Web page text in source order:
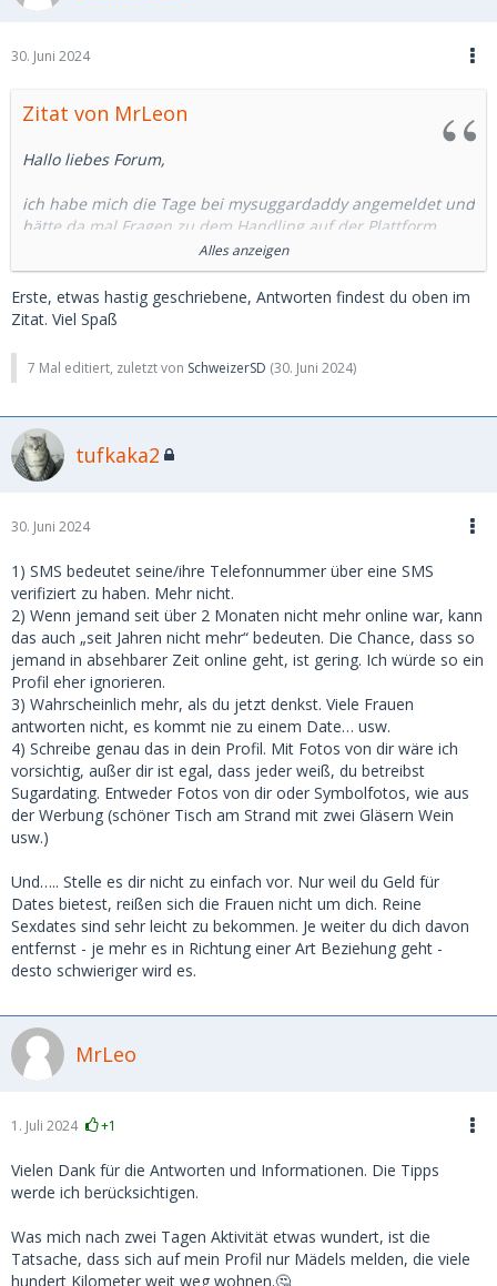
30. Juni 2024
Zitat von MrLeon
Hallo liebes Forum,
ich habe mich die Tage bei mysuggardaddy angemeldet und
hätte da mal Fragen zu dem Handling auf der Plattform.
1. Was bedeutet die Funktion "SMS" in einigen Profilen?
Das bedeutet meines Wissens, dass die Person sich hat
verifizieren lassen (wäre gut wenn das jemand noch
bestätigen kann). Würde da aber keinen Deut drauf geben.
Bei MSD ist eine Verifizierungen schnell abgefertigt
2. Wenn ich ein Profil sehe mit dem Vermerk "seit über zwei
Monaten nicht online..." bedeutet das, dass man das Profil
praktisch vergessen kann?
ist. Ist bei dieser Angabe sogar möglich, dass sie seit einem
mehr weiter spezifiziert
3. Kann jemand eine Empfehlung abgeben, wieviele Coins
man sinnvollerweise kaufen sollte? Wenn man nicht vor hat
mega viele Dates zu ergattern?
Minimum a Coins, damit kannst du erstmals um die 7
Personen anschreiben, was meist ausreichend ist. Die
Suchfunktionen nutzen, um die SBs zu finden, die für dich
passen, eventuell erst ein paar der vorgefertigten Fragen
stellen und dann gezielt anschreiben
PS: Mit würde eine vernünftige Beziehung (zweimal im
4. Könnt ihr mir vielleicht einen Tipp geben, wie ich mein
Profil gestalten sollte, wenn ich an einem natürlichen,
netten Mädel quasi von nebenan interessiert bin und sehr
viel Wert auf freundliche Umgangsformen, Telefonat und
mit einem gemütlichen Spaziergang an einem neutralen Ort
(z.bsp. in der Mitte) zum beschnuppern wünschen würde?
du meist am weitesten
auf eine nette Unterhaltung, Umarmung, humorvollen und
respektvollen Umgang miteinander legen, was nicht heißt,
Sache gehen kann, aber eben nicht muss
Alles anzeigen
Erste, etwas hastig geschriebene, Antworten findest du oben im
Zitat. Viel Spaß
7 Mal editiert, zuletzt von SchweizerSD (30. Juni 2024)
tufkaka2
30. Juni 2024
1) SMS bedeutet seine/ihre Telefonnummer über eine SMS
verifiziert zu haben. Mehr nicht.
2) Wenn jemand seit über 2 Monaten nicht mehr online war, kann
das auch „seit Jahren nicht mehr“ bedeuten. Die Chance, dass so
jemand in absehbarer Zeit online geht, ist gering. Ich würde so ein
Profil eher ignorieren.
3) Wahrscheinlich mehr, als du jetzt denkst. Viele Frauen
antworten nicht, es kommt nie zu einem Date… usw.
4) Schreibe genau das in dein Profil. Mit Fotos von dir wäre ich
vorsichtig, außer dir ist egal, dass jeder weiß, du betreibst
Sugardating. Entweder Fotos von dir oder Symbolfotos, wie aus
der Werbung (schöner Tisch am Strand mit zwei Gläsern Wein
usw.)
Und….. Stelle es dir nicht zu einfach vor. Nur weil du Geld für
Dates bietest, reißen sich die Frauen nicht um dich. Reine
Sexdates sind sehr leicht zu bekommen. Je weiter du dich davon
entfernst - je mehr es in Richtung einer Art Beziehung geht -
desto schwieriger wird es.
MrLeo
1. Juli 2024 +1
Vielen Dank für die Antworten und Informationen. Die Tipps
werde ich berücksichtigen.
Was mich nach zwei Tagen Aktivität etwas wundert, ist die
Tatsache, dass sich auf mein Profil nur Mädels melden, die viele
hundert Kilometer weit weg wohnen.🤔